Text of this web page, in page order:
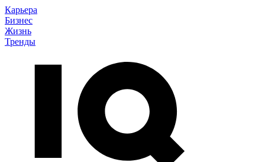
Карьера
Бизнес
Жизнь
Тренды